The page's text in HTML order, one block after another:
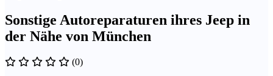
Sonstige Autoreparaturen ihres Jeep in
der Nähe von München
(0)